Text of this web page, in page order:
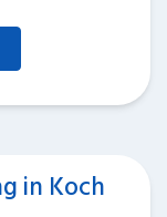
in Koch